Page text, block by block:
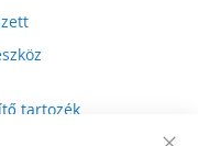
tartozék